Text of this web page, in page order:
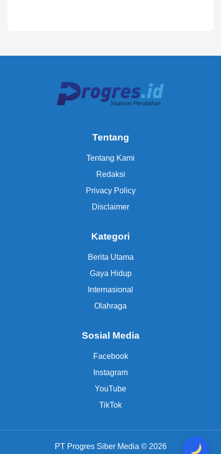
Tentang
Tentang Kami
Redaksi
Privacy Policy
Disclaimer
Kategori
Berita Utama
Gaya Hidup
Internasional
Olahraga
Sosial Media
Facebook
Instagram
YouTube
TikTok
PT Progres Siber Media © 2026